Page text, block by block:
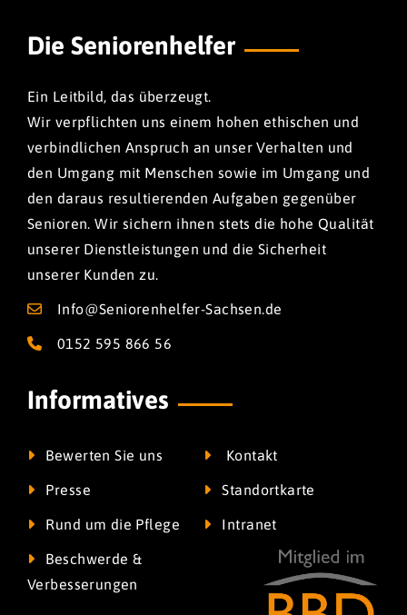
Die Seniorenhelfer
Ein Leitbild, das überzeugt.
Wir verpflichten uns einem hohen ethischen und
verbindlichen Anspruch an unser Verhalten und
den Umgang mit Menschen sowie im Umgang und
den daraus resultierenden Aufgaben gegenüber
Senioren. Wir sichern ihnen stets die hohe Qualität
unserer Dienstleistungen und die Sicherheit
unserer Kunden zu.
Info@Seniorenhelfer-Sachsen.de
0152 595 866 56
Informatives
Bewerten Sie uns Kontakt
Presse Standortkarte
Rund um die Pflege Intranet
Beschwerde &
Verbesserungen